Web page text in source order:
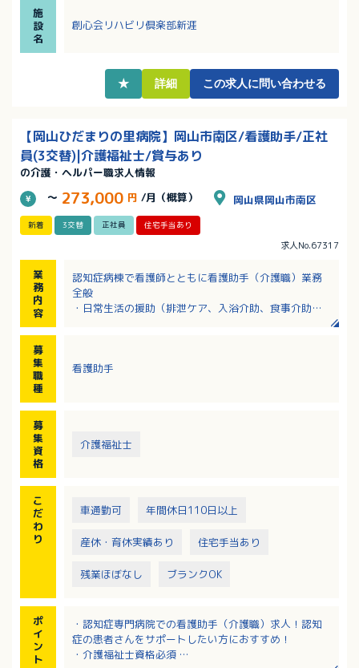
・資格取得制度あり（初任者研修・実務者研修等）ス
施
設
名
創心会リハビリ倶楽部新涯
★ 詳細 この求人に問い合わせる
【岡山ひだまりの里病院】岡山市南区/看護助手/正社
員(3交替)|介護福祉士/賞与あり
の介護・ヘルパー職求人情報
～ 273,000 円 /月（概算） 岡山県岡山市南区
新着 3交替 正社員 住宅手当あり
求人No.67317
業
務
内
容
認知症病棟で看護師とともに看護助手（介護職）業務
全般
・日常生活の援助（排泄ケア、入浴介助、食事介助）
3階病棟：認知症治療病棟入院料1（60床）、
募
集
職
種
看護助手
募
集
資
格
介護福祉士
こ
だ
わ
り
車通勤可 年間休日110日以上
産休・育休実績あり 住宅手当あり
残業ほぼなし ブランクOK
ポ
イ
ン
ト
・認知症専門病院での看護助手（介護職）求人！認知
症の患者さんをサポートしたい方におすすめ！
・介護福祉士資格必須